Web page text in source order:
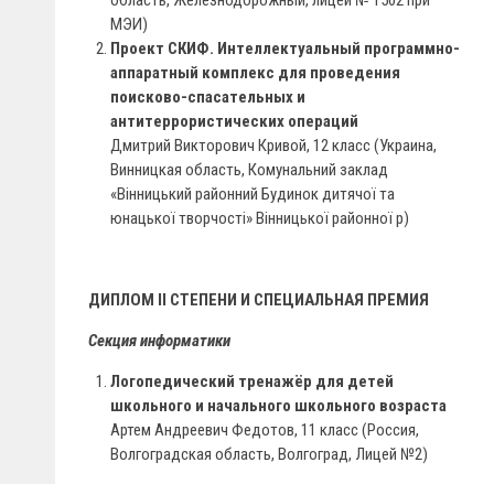
МЭИ)
Проект СКИФ. Интеллектуальный программно-
аппаратный комплекс для проведения
поисково-спасательных и
антитеррористических операций
Дмитрий Викторович Кривой, 12 класс (Украина,
Винницкая область, Комунальний заклад
«Вінницький районний Будинок дитячої та
юнацької творчості» Вінницької районної р)
ДИПЛОМ II СТЕПЕНИ И СПЕЦИАЛЬНАЯ ПРЕМИЯ
Секция информатики
Логопедический тренажёр для детей
школьного и начального школьного возраста
Артем Андреевич Федотов, 11 класс (Россия,
Волгоградская область, Волгоград, Лицей №2)